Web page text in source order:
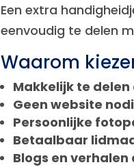
Een extra
eenvoudig te delen
Waarom
Makkelijk te delen
Geen website
Persoonlijke
Betaalbaar
Blogs en verhalen